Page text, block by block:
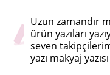
Uzun zamandır
ürün yazıları
seven
yazı makyaj